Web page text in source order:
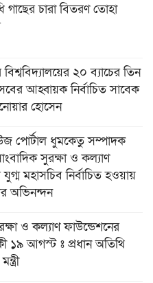
চারা বিতরণ তোহা
বিশ্ববিদ্যালয়ের ২০ ব্যাচের তিন
আহ্বায়ক নির্বাচিত সাবেক
হোসেন
পোর্টাল ধুমকেতু সম্পাদক
সুরক্ষা ও কল্যাণ
মহাসচিব নির্বাচিত হওয়ায়
অভিনন্দন
ও কল্যাণ ফাউন্ডেশনের
১৯ আগস্ট ঃ প্রধান অতিথি